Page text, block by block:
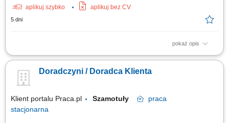
aplikuj szybko
aplikuj bez CV
5 dni
pokaż opis
Salon Monnari Praca od zaraz Praca dla osób z doświadczeniem i bez
Doradczyni / Doradca Klienta
Klient portalu Praca.pl Szamotuły
praca
stacjonarna